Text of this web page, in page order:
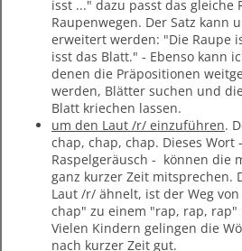
isst ..." dazu passt das gleiche
Raupenwegen. Der Satz kann
erweitert werden: "Die Raupe
isst das Blatt." - Ebenso kann
denen die Präpositionen
werden, Blätter suchen und
Blatt kriechen lassen.
um den Laut /r/ einzuführen.
chap, chap, chap. Dieses Wort
Raspelgeräusch - können die
ganz kurzer Zeit mitsprechen.
Laut /r/ ähnelt, ist der Weg
chap" zu einem "rap, rap, rap"
Vielen Kindern gelingen die
nach kurzer Zeit